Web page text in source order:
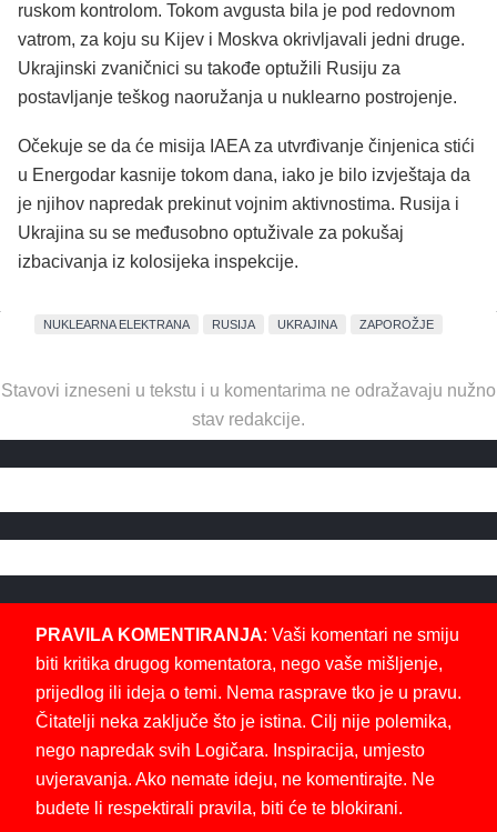
ruskom kontrolom. Tokom avgusta bila je pod redovnom
vatrom, za koju su Kijev i Moskva okrivljavali jedni druge.
Ukrajinski zvaničnici su takođe optužili Rusiju za
postavljanje teškog naoružanja u nuklearno postrojenje.
Očekuje se da će misija IAEA za utvrđivanje činjenica stići
u Energodar kasnije tokom dana, iako je bilo izvještaja da
je njihov napredak prekinut vojnim aktivnostima. Rusija i
Ukrajina su se međusobno optuživale za pokušaj
izbacivanja iz kolosijeka inspekcije.
NUKLEARNA ELEKTRANA RUSIJA UKRAJINA ZAPOROŽJE
Stavovi izneseni u tekstu i u komentarima ne odražavaju nužno
stav redakcije.
PRAVILA KOMENTIRANJA: Vaši komentari ne smiju
biti kritika drugog komentatora, nego vaše mišljenje,
prijedlog ili ideja o temi. Nema rasprave tko je u pravu.
Čitatelji neka zaključe što je istina. Cilj nije polemika,
nego napredak svih Logičara. Inspiracija, umjesto
uvjeravanja. Ako nemate ideju, ne komentirajte. Ne
budete li respektirali pravila, biti će te blokirani.